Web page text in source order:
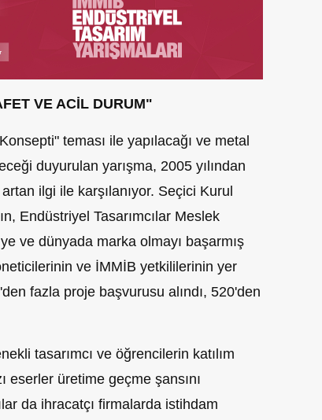
VE ACİL DURUM"
teması ile yapılacağı ve metal
duyurulan yarışma, 2005 yılından
ilgi ile karşılanıyor. Seçici Kurul
Endüstriyel Tasarımcılar Meslek
ve dünyada marka olmayı başarmış
ve İMMİB yetkililerinin yer
fazla proje başvurusu alındı, 520'den
tasarımcı ve öğrencilerin katılım
eserler üretime geçme şansını
da ihracatçı firmalarda istihdam